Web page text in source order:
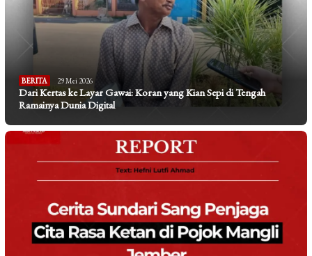
BERITA 29 Mei 2026
Dari Kertas ke Layar Gawai: Koran yang Kian Sepi di Tengah
Ramainya Dunia Digital